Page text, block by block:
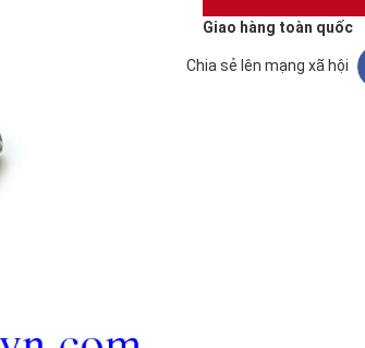
Giao hàng toàn quốc
Chia sẻ lên mạng xã hội